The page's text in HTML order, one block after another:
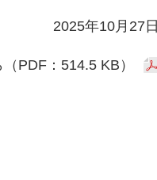
2025年10月27日
PDF：514.5 KB）